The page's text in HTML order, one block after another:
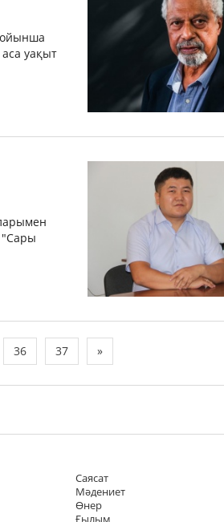
уақыт
"Сары
36 37 »
Саясат
Мәдениет
Өнер
Ғылым